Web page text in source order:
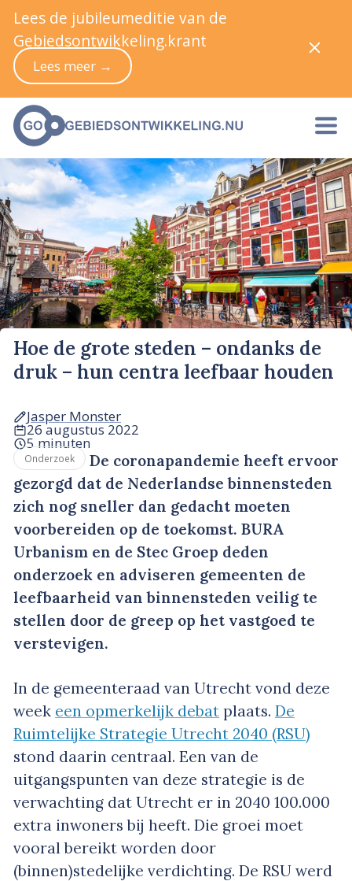
Hoe de grote steden – ondanks de
druk – hun centra leefbaar houden
Jasper Monster
26 augustus 2022
5 minuten
Onderzoek
De coronapandemie heeft ervoor
gezorgd dat de Nederlandse binnensteden
zich nog sneller dan gedacht moeten
voorbereiden op de toekomst. BURA
Urbanism en de Stec Groep deden
onderzoek en adviseren gemeenten de
leefbaarheid van binnensteden veilig te
stellen door de greep op het vastgoed te
verstevigen.
In de gemeenteraad van Utrecht vond deze
week een opmerkelijk debat plaats. De
Ruimtelijke Strategie Utrecht 2040 (RSU)
stond daarin centraal. Een van de
uitgangspunten van deze strategie is de
verwachting dat Utrecht er in 2040 100.000
extra inwoners bij heeft. Die groei moet
vooral bereikt worden door
(binnen)stedelijke verdichting. De RSU werd
Lees de jubileumeditie van de
Gebiedsontwikkeling.krant
Lees meer →